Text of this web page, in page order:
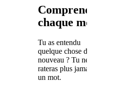
Comprends
chaque mot
Tu as entendu
quelque chose de
nouveau ? Tu ne
rateras plus jamais
un mot.